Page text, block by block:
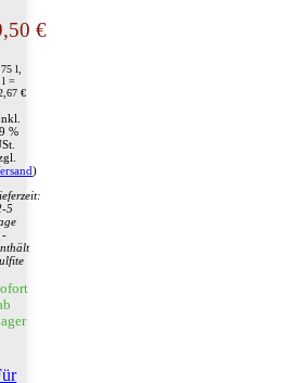
€
l,
l =
€
%
)
5
-